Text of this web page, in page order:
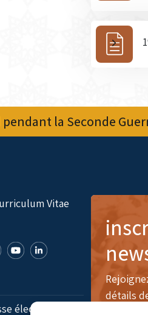
la Seconde
Vitae
électronique:
détails